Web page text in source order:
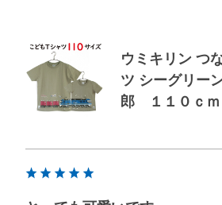
ウミキリン つ
ツ シーグリー
郎 １１０ｃｍ